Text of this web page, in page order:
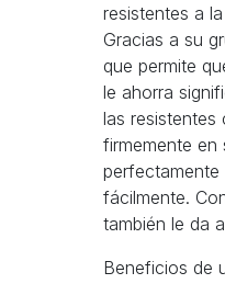
resistentes a
Gracias a su
que permite
le ahorra
las resistentes
firmemente en
fácilmente.
también le da
Beneficios de